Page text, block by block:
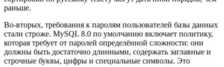
раньше.
Во-вторых, требования к паролям пользователей базы данных
стали строже. MySQL 8.0 по умолчанию включает политику,
которая требует от паролей определённой сложности: они
должны быть достаточно длинными, содержать заглавные и
строчные буквы, цифры и специальные символы. Это